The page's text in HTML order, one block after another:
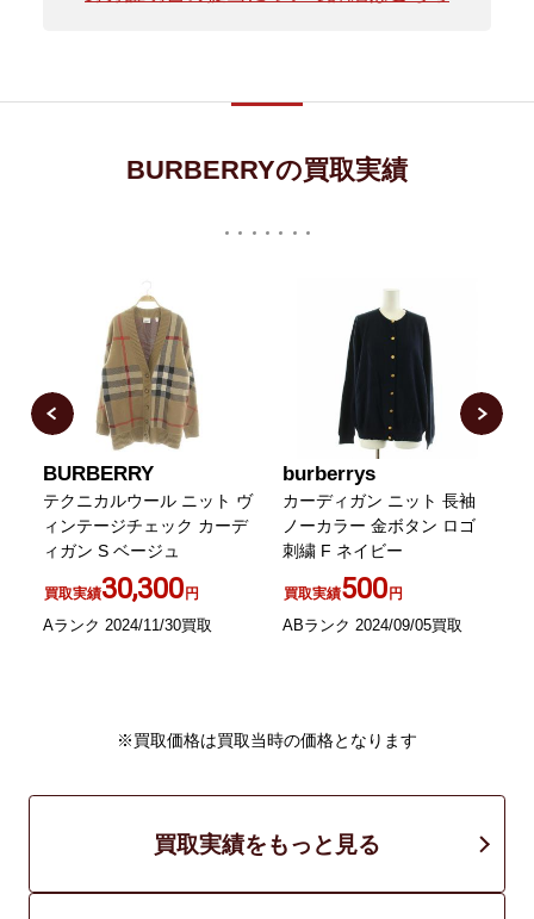
BURBERRYの買取実績
BURBERRY
テクニカルウール ニット ヴ
ィンテージチェック カーデ
ィガン S ベージュ
買取実績30,300円
Aランク 2024/11/30買取
burberrys
カーディガン ニット 長袖
ノーカラー 金ボタン ロゴ
刺繍 F ネイビー
買取実績500円
ABランク 2024/09/05買取
※買取価格は買取当時の価格となります
買取実績をもっと見る